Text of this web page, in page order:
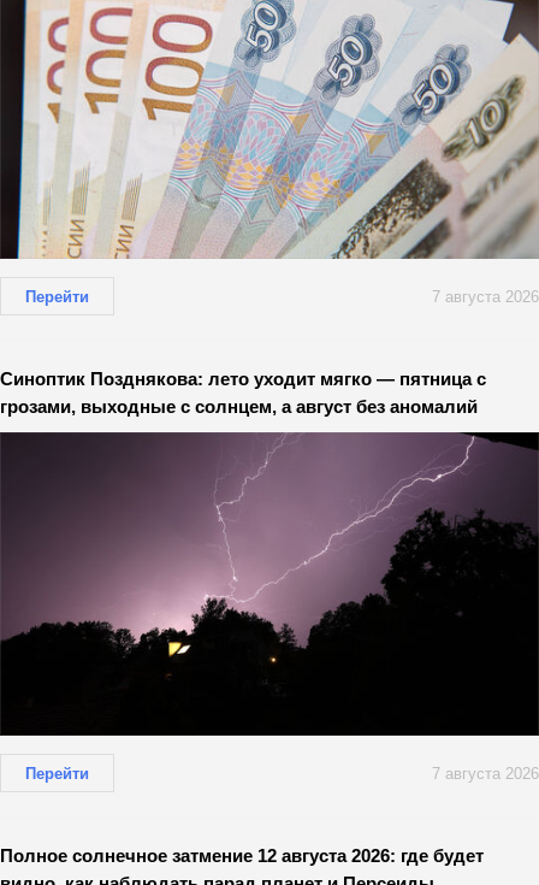
Перейти 7 августа 2026
Синоптик Позднякова: лето уходит мягко — пятница с
грозами, выходные с солнцем, а август без аномалий
Перейти 7 августа 2026
Полное солнечное затмение 12 августа 2026: где будет